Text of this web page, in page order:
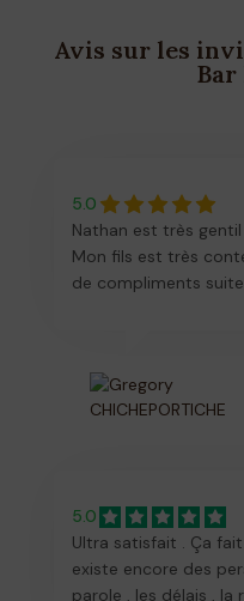
Avis sur les
5.0
Nathan est très
Mon fils est très
de compliments
5.0
Ultra satisfait . Ça
existe encore des
parole , les délais , la